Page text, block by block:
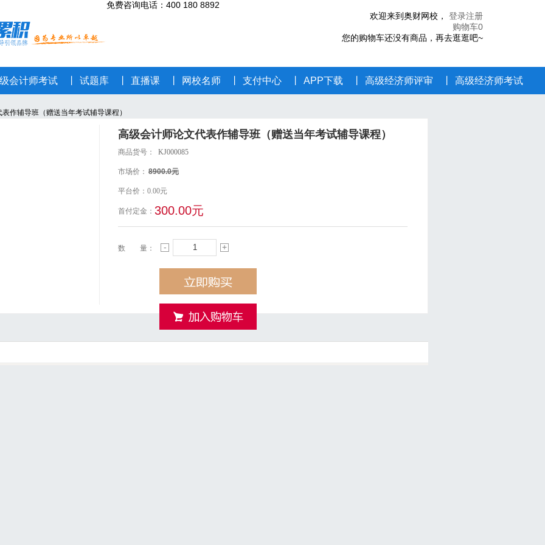
免费咨询电话 ：400 180 8892
欢迎来到奥财网校 ， 登录注册
购物车0
您的购物车还没有商品，再去逛逛吧~
会计师考试 试题库 直播课 网校名师 支付中心 APP下载 高级经济师评审 高级经济师考试
作辅导班（赠送当年考试辅导课程）
高级会计师论文代表作辅导班（赠送当年考试辅导课程）
商品货号： KJ000085
市场价： 8900.0元
平台价：0.00元
首付定金： 300.00元
数 量： +
-